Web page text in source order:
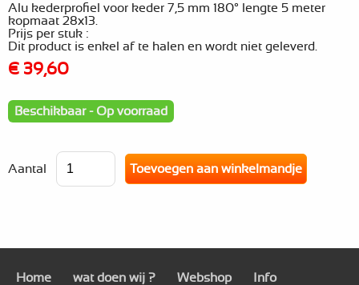
Alu kederprofiel voor keder 7,5 mm 180° lengte 5 meter
kopmaat 28x13.
Prijs per stuk :
Dit product is enkel af te halen en wordt niet geleverd.
€ 39,60
Beschikbaar - Op voorraad
Aantal
Home wat doen wij ? Webshop Info